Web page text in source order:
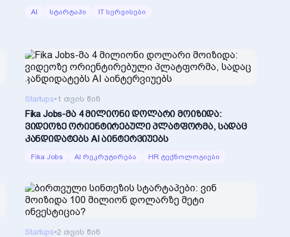
AI სტარტაპი IT სერვისები
Startups•1 თვის წინ
Fika Jobs-მა 4 მილიონი დოლარი მოიზიდა:
ვიდეოზე ორიენტირებული პლატფორმა, სადაც
კანდიდატებს AI აინტერვიუებს
Fika Jobs AI რეკრუტირება HR ტექნოლოგიები
Startups•2 თვის წინ